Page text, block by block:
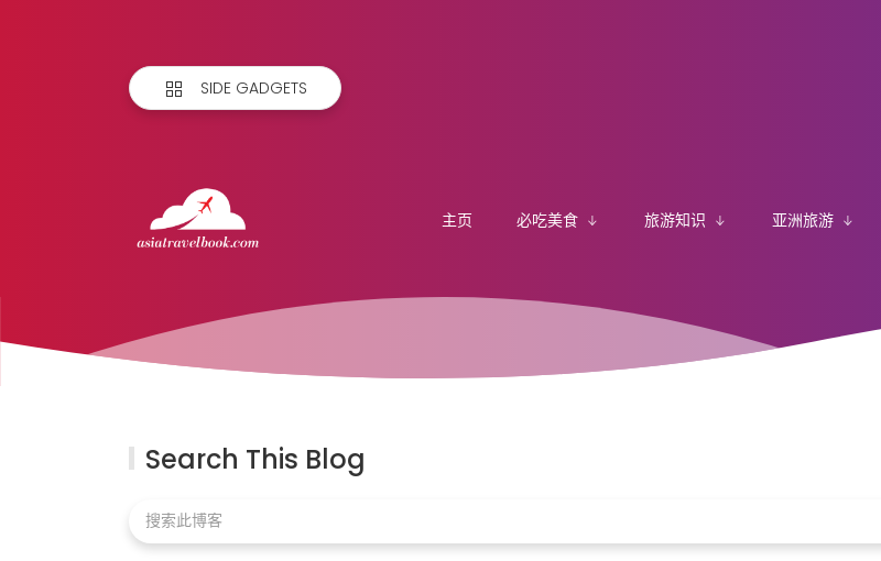
SIDE GADGETS
主页 必吃美食 旅游知识 亚洲旅游
Search This Blog